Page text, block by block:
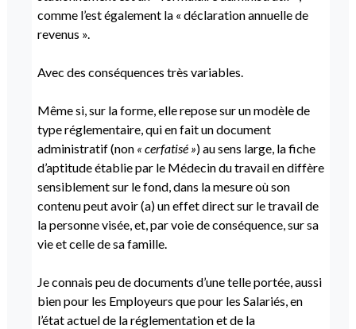
comme l’est également la « déclaration annuelle de
revenus ».
Avec des conséquences très variables.
Même si, sur la forme, elle repose sur un modèle de
type réglementaire, qui en fait un document
administratif (non « cerfatisé ») au sens large, la fiche
d’aptitude établie par le Médecin du travail en diffère
sensiblement sur le fond, dans la mesure où son
contenu peut avoir (a) un effet direct sur le travail de
la personne visée, et, par voie de conséquence, sur sa
vie et celle de sa famille.
Je connais peu de documents d’une telle portée, aussi
bien pour les Employeurs que pour les Salariés, en
l’état actuel de la réglementation et de la